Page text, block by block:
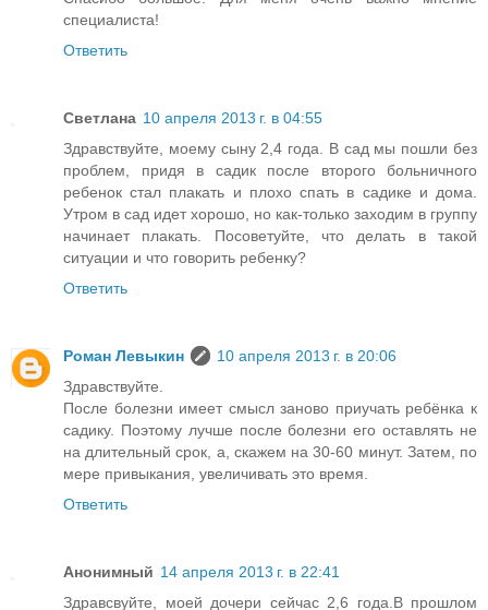
специалиста!
Ответить
Светлана 10 апреля 2013 г. в 04:55
Здравствуйте, моему сыну 2,4 года. В сад мы пошли без
проблем, придя в садик после второго больничного
ребенок стал плакать и плохо спать в садике и дома.
Утром в сад идет хорошо, но как-только заходим в группу
начинает плакать. Посоветуйте, что делать в такой
ситуации и что говорить ребенку?
Ответить
Роман Левыкин
10 апреля 2013 г. в 20:06
Здравствуйте.
После болезни имеет смысл заново приучать ребёнка к
садику. Поэтому лучше после болезни его оставлять не
на длительный срок, а, скажем на 30-60 минут. Затем, по
мере привыкания, увеличивать это время.
Ответить
Анонимный 14 апреля 2013 г. в 22:41
Здравсвуйте, моей дочери сейчас 2,6 года.В прошлом